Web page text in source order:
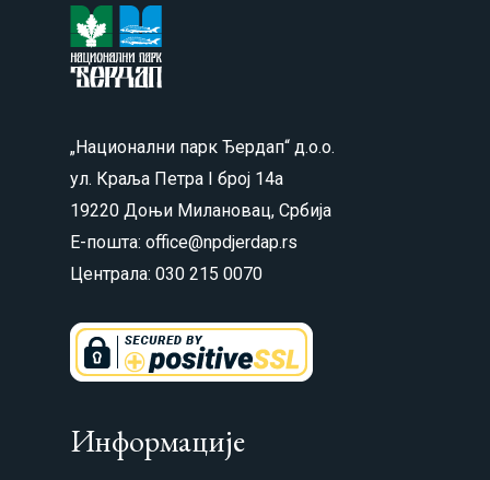
„Национални парк Ђердап“ д.о.о.
ул. Краља Петра I број 14а
19220 Доњи Милановац, Србија
Е-пошта: office@npdjerdap.rs
Централа: 030 215 0070
Информације